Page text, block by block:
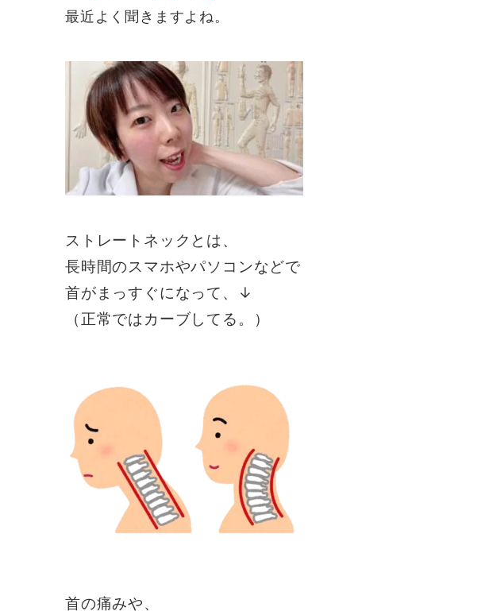
最近よく聞きますよね。
ストレートネックとは、
長時間のスマホやパソコンなどで
首がまっすぐになって、↓
（正常ではカーブしてる。）
首の痛みや、